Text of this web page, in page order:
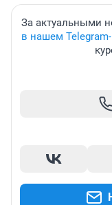
За актуальными
в нашем